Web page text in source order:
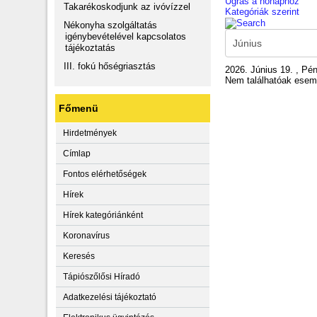
Takarékoskodjunk az ivóvízzel
Nékonyha szolgáltatás
igénybevételével kapcsolatos
tájékoztatás
III. fokú hőségriasztás
Főmenü
Hirdetmények
Címlap
Fontos elérhetőségek
Hírek
Hírek kategóriánként
Koronavírus
Keresés
Tápiószőlősi Híradó
Adatkezelési tájékoztató
Kategóriák szerint
2026. Június 19. ,
Nem találhatóak